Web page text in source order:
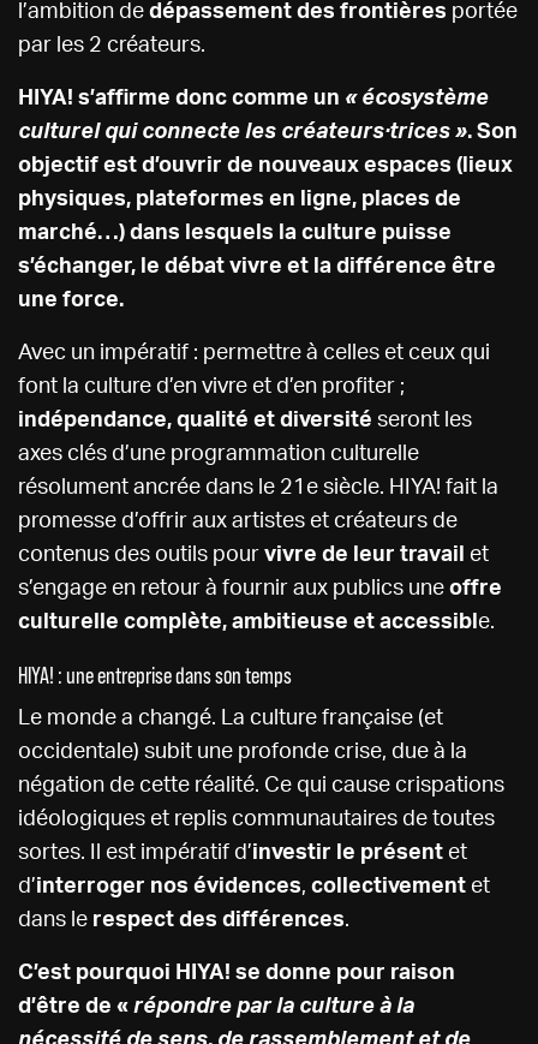
l’ambition dedépassement des frontières portée
par les 2 créateurs.
HIYA! s’affirme donc comme un « écosystème
culturel qui connecte les créateurs·trices ». Son
objectif est d’ouvrir de nouveaux espaces (lieux
physiques, plateformes en ligne, places de
marché…) dans lesquels la culture puisse
s’échanger, le débat vivre et la différence être
une force.
Avec un impératif : permettre à celles et ceux qui
font la culture d’en vivre et d’en profiter ;
indépendance, qualité et diversité seront les
axes clés d’une programmation culturelle
résolument ancrée dans le 21e siècle. HIYA! fait la
promesse d’offrir aux artistes et créateurs de
contenus des outils pourvivre de leur travail
et
s’engage en retour à fournir aux publics uneoffre
culturelle complète, ambitieuse et accessibl e.
HIYA! : une entreprise dans son temps
Le monde a changé. La culture française (et
occidentale) subit une profonde crise, due à la
négation de cette réalité. Ce qui cause crispations
idéologiques et replis communautaires de toutes
sortes. Il est impératif d’investir le présent et
d’interroger nos évidences,collectivement et
dans le respect des différences.
C’est pourquoi HIYA! se donne pour raison
d’être de «répondre par la culture à la